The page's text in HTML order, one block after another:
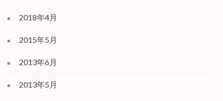
2018年4月
2015年5月
2013年6月
2013年5月